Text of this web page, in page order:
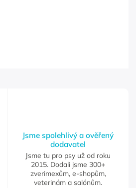
Jsme spolehlivý a ověřený
dodavatel
Jsme tu pro psy už od roku
2015. Dodali jsme 300+
zverimexům, e-shopům,
veterinám a salónům.